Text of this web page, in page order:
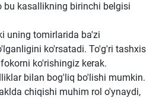
kasallikning birinchi belgisi
uning tomirlarida ba'zi
ko'rsatadi. To'g'ri tashxis
ko'rishingiz kerak.
bilan bog'liq bo'lishi mumkin.
chiqishi muhim rol o'ynaydi,